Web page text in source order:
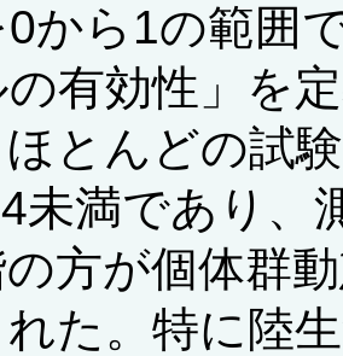
から1の範囲
有効性」を
とんどの試
未満であり、
方が個体群
た。特に陸